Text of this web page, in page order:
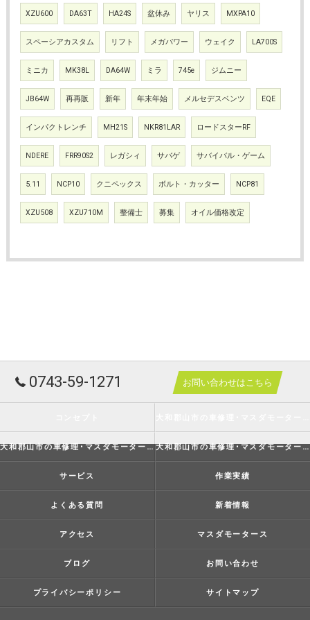
XZU600 DA63T HA24S 盆休み ヤリス MXPA10
スペーシアカスタム リフト メガパワー ウェイク LA700S
ミニカ MK38L DA64W ミラ 745e ジムニー
JB64W 再再販 新年 年末年始 メルセデスベンツ EQE
インパクトレンチ MH21S NKR81LAR ロードスターRF
NDERE FRR90S2 レガシィ サバゲ サバイバル・ゲーム
5.11 NCP10 クニペックス ボルト・カッター NCP81
XZU508 XZU710M 整備士 募集 オイル価格改定
0743-59-1271 お問い合わせはこちら
大和郡山市の車修理･マスダモータースの評判 大和郡山市の車修理･マスダモータースのお客様の声
サービス 作業実績
よくある質問 新着情報
アクセス マスダモータース
ブログ お問い合わせ
プライバシーポリシー サイトマップ